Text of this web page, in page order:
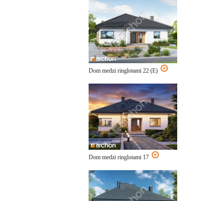
Dom medzi ringlotami 22 (E)
Dom medzi ringlotami 17